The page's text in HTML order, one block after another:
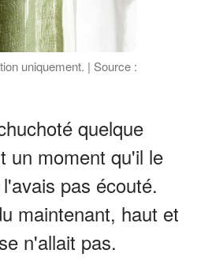
uniquement. | Source :
quelque
un moment qu'il le
pas écouté.
maintenant, haut et
n'allait pas.